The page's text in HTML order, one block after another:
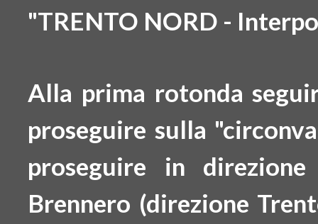
"TRENTO NORD -
Alla prima rotonda
proseguire sulla
proseguire in direzione
Brennero (direzione